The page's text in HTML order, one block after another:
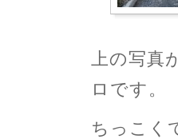
上の写
ロです。
ちっこく